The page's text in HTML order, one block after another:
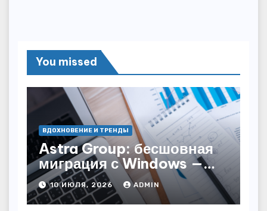
You missed
ВДОХНОВЕНИЕ И ТРЕНДЫ
Astra Group: бесшовная
миграция с Windows —
как сохранить бизнес-
непрерывность
10 ИЮЛЯ, 2026 ADMIN